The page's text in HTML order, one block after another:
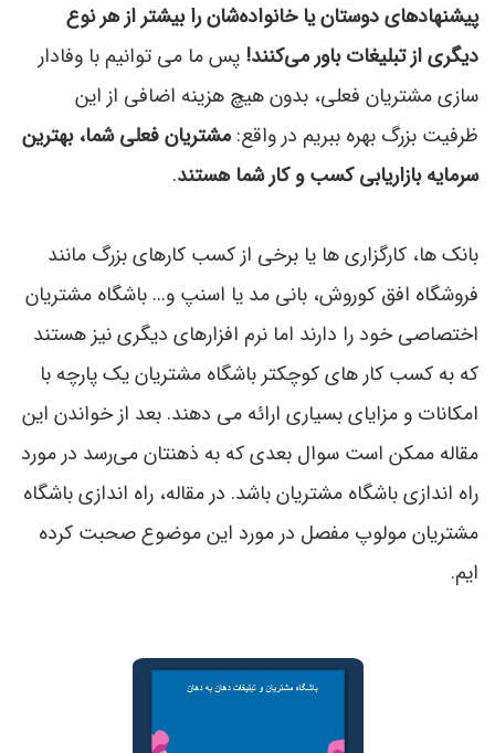
پیشنهادهای دوستان یا خانواده‌شان را بیشتر از هر نوع
دیگری از تبلیغات باور می‌کنند! پس ما می توانیم با وفادار
سازی مشتریان فعلی، بدون هیچ هزینه اضافی از این
ظرفیت بزرگ بهره ببریم در واقع: مشتریان فعلی شما، بهترین
سرمایه بازاریابی کسب و کار شما هستند.
بانک ها، کارگزاری ها یا برخی از کسب کارهای بزرگ مانند
فروشگاه افق کوروش، بانی مد یا اسنپ و... باشگاه مشتریان
اختصاصی خود را دارند اما نرم افزارهای دیگری نیز هستند
که به کسب کار های کوچکتر باشگاه مشتریان یک پارچه با
امکانات و مزایای بسیاری ارائه می دهند. بعد از خواندن این
مقاله ممکن است سوال بعدی که به ذهنتان می‌رسد در مورد
راه اندازی باشگاه مشتریان باشد. در مقاله، راه اندازی باشگاه
مشتریان مولوپ مفصل در مورد این موضوع صحبت کرده
ایم.